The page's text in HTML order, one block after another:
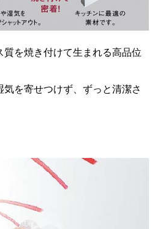
を焼き付けて生まれる高品位
を寄せつけず、ずっと清潔さ